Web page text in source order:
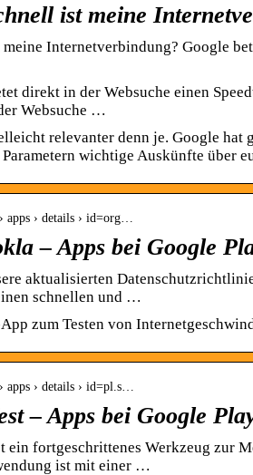
ist meine
Internetverbindung? Google
direkt in der Websuche einen
Websuche …
relevanter denn je. Google
wichtige Auskünfte über
apps › details › id=org…
– Apps bei Google
aktualisierten
schnellen und …
zum Testen von
apps › details › id=pl.s…
– Apps bei Google
ein fortgeschrittenes Werkzeug zur
ist mit einer …